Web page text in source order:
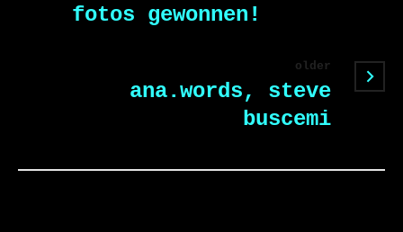
fotos gewonnen!
older
ana.words, steve
buscemi